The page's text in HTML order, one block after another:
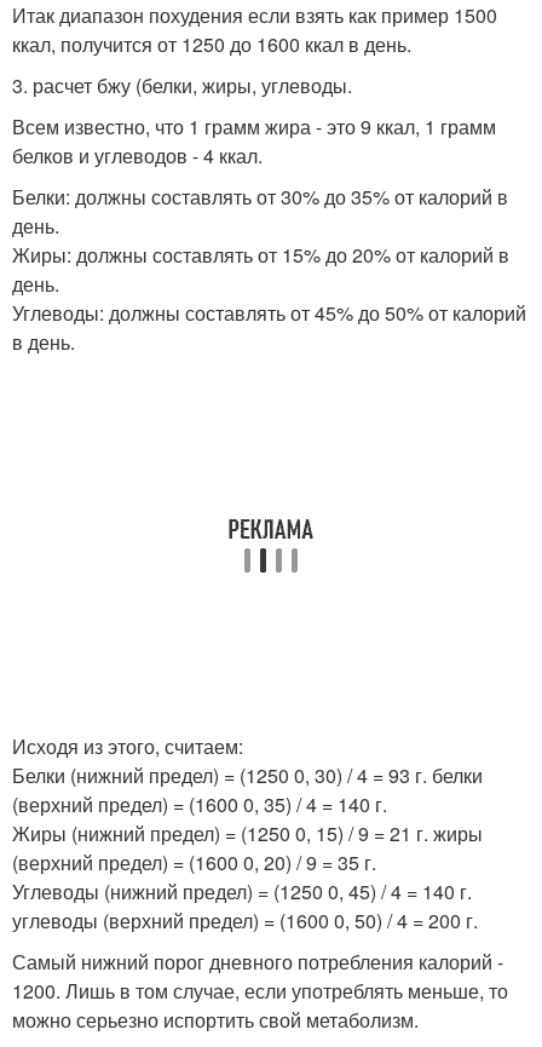
Итак диапазон похудения если взять как пример 1500
ккал, получится от 1250 до 1600 ккал в день.
3. расчет бжу (белки, жиры, углеводы.
Всем известно, что 1 грамм жира - это 9 ккал, 1 грамм
белков и углеводов - 4 ккал.
Белки: должны составлять от 30% до 35% от калорий в
день.
Жиры: должны составлять от 15% до 20% от калорий в
день.
Углеводы: должны составлять от 45% до 50% от калорий
в день.
Исходя из этого, считаем:
Белки (нижний предел) = (1250 0, 30) / 4 = 93 г. белки
(верхний предел) = (1600 0, 35) / 4 = 140 г.
Жиры (нижний предел) = (1250 0, 15) / 9 = 21 г. жиры
(верхний предел) = (1600 0, 20) / 9 = 35 г.
Углеводы (нижний предел) = (1250 0, 45) / 4 = 140 г.
углеводы (верхний предел) = (1600 0, 50) / 4 = 200 г.
Самый нижний порог дневного потребления калорий -
1200. Лишь в том случае, если употреблять меньше, то
можно серьезно испортить свой метаболизм.